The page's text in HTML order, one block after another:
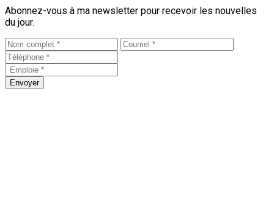
Abonnez-vous à ma newsletter pour recevoir les nouvelles
du jour.
Envoyer